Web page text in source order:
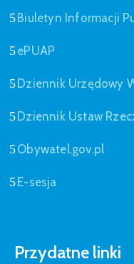
Biuletyn Informacji
ePUAP
Dziennik Urzędowy
Dziennik Ustaw
Obywatel.gov.pl
E-sesja
Przydatne linki